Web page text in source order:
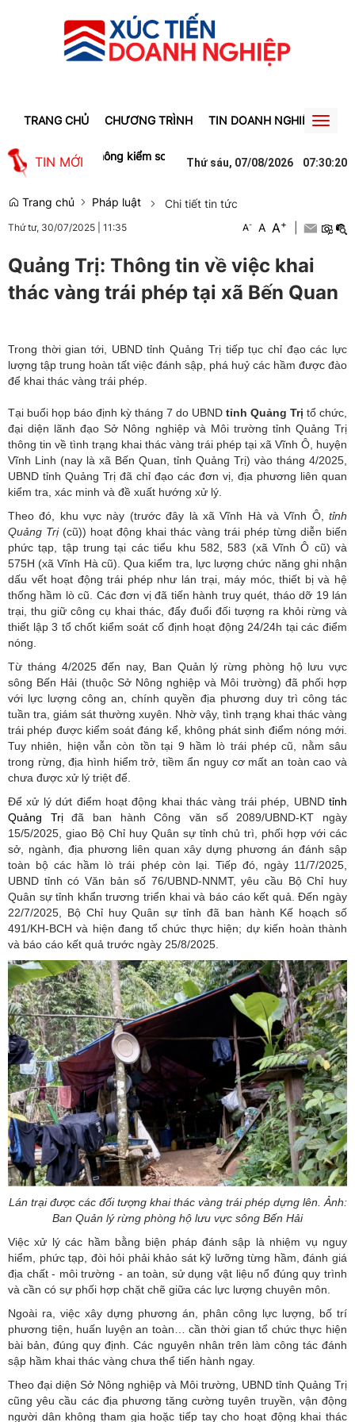
TRANG CHỦ CHƯƠNG TRÌNH TIN DOANH NGHIỆP Toggle
TIN MỚI
về cổ đông không kiểm soát? Khởi động xét chọn "Doanh
Thứ sáu, 07/08/2026 07:30:20
Trang chủ Pháp luật Chi tiết tin tức
Thứ tư, 30/07/2025 11:35 A- A A+
Quảng Trị: Thông tin về việc khai
thác vàng trái phép tại xã Bến Quan
Trong thời gian tới, UBND tỉnh Quảng Trị tiếp tục chỉ đạo các lực
lượng tập trung hoàn tất việc đánh sập, phá huỷ các hầm được đào
để khai thác vàng trái phép.
Tại buổi họp báo định kỳ tháng 7 do UBND tỉnh Quảng Trị tổ chức,
đại diện lãnh đạo Sở Nông nghiệp và Môi trường tỉnh Quảng Trị
thông tin về tình trạng khai thác vàng trái phép tại xã Vĩnh Ô, huyện
Vĩnh Linh (nay là xã Bến Quan, tỉnh Quảng Trị) vào tháng 4/2025,
UBND tỉnh Quảng Trị đã chỉ đạo các đơn vị, địa phương liên quan
kiểm tra, xác minh và đề xuất hướng xử lý.
Theo đó, khu vực này (trước đây là xã Vĩnh Hà và Vĩnh Ô, tỉnh
Quảng Trị(cũ)) hoạt động khai thác vàng trái phép từng diễn biến
phức tạp, tập trung tại các tiểu khu 582, 583 (xã Vĩnh Ô cũ) và
575H (xã Vĩnh Hà cũ). Qua kiểm tra, lực lượng chức năng ghi nhận
dấu vết hoạt động trái phép như lán trại, máy móc, thiết bị và hệ
thống hầm lò cũ. Các đơn vị đã tiến hành truy quét, tháo dỡ 19 lán
trại, thu giữ công cụ khai thác, đẩy đuổi đối tượng ra khỏi rừng và
thiết lập 3 tổ chốt kiểm soát cố định hoạt động 24/24h tại các điểm
nóng.
Từ tháng 4/2025 đến nay, Ban Quản lý rừng phòng hộ lưu vực
sông Bến Hải (thuộc Sở Nông nghiệp và Môi trường) đã phối hợp
với lực lượng công an, chính quyền địa phương duy trì công tác
tuần tra, giám sát thường xuyên. Nhờ vậy, tình trạng khai thác vàng
trái phép được kiểm soát đáng kể, không phát sinh điểm nóng mới.
Tuy nhiên, hiện vẫn còn tồn tại 9 hầm lò trái phép cũ, nằm sâu
trong rừng, địa hình hiểm trở, tiềm ẩn nguy cơ mất an toàn cao và
chưa được xử lý triệt để.
Để xử lý dứt điểm hoạt động khai thác vàng trái phép, UBND tỉnh
Quảng Trịđã ban hành Công văn số 2089/UBND-KT ngày
15/5/2025, giao Bộ Chỉ huy Quân sự tỉnh chủ trì, phối hợp với các
sở, ngành, địa phương liên quan xây dựng phương án đánh sập
toàn bộ các hầm lò trái phép còn lại. Tiếp đó, ngày 11/7/2025,
UBND tỉnh có Văn bản số 76/UBND-NNMT, yêu cầu Bộ Chỉ huy
Quân sự tỉnh khẩn trương triển khai và báo cáo kết quả. Đến ngày
22/7/2025, Bộ Chỉ huy Quân sự tỉnh đã ban hành Kế hoạch số
491/KH-BCH và hiện đang tổ chức thực hiện; dự kiến hoàn thành
và báo cáo kết quả trước ngày 25/8/2025.
Lán trại được các đối tượng khai thác vàng trái phép dựng lên. Ảnh:
Ban Quản lý rừng phòng hộ lưu vực sông Bến Hải
Việc xử lý các hầm bằng biện pháp đánh sập là nhiệm vụ nguy
hiểm, phức tạp, đòi hỏi phải khảo sát kỹ lưỡng từng hầm, đánh giá
địa chất - môi trường - an toàn, sử dụng vật liệu nổ đúng quy trình
và cần có sự phối hợp chặt chẽ giữa các lực lượng chuyên môn.
Ngoài ra, việc xây dựng phương án, phân công lực lượng, bố trí
phương tiện, huấn luyện an toàn… cần thời gian tổ chức thực hiện
bài bản, đúng quy định. Các nguyên nhân trên làm công tác đánh
sập hầm khai thác vàng chưa thể tiến hành ngay.
Theo đại diện Sở Nông nghiệp và Môi trường, UBND tỉnh Quảng Trị
cũng yêu cầu các địa phương tăng cường tuyên truyền, vận động
người dân không tham gia hoặc tiếp tay cho hoạt động khai thác